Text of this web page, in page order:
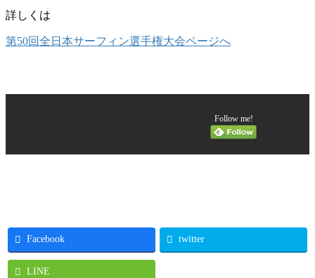
詳しくは
第50回全日本サーフィン選手権大会ページへ
Follow me!
Facebook twitter
LINE